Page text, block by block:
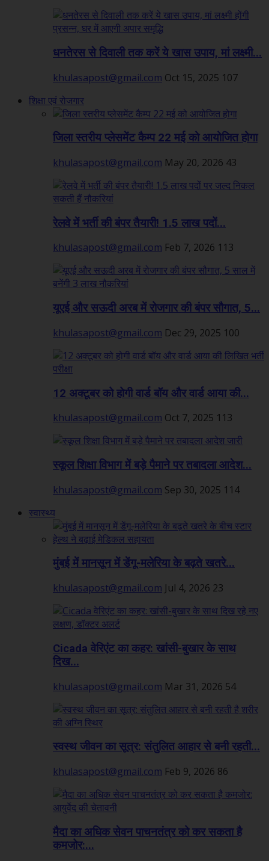
धनतेरस से दिवाली तक करें ये खास उपाय, मां लक्ष्मी...
khulasapost@gmail.com Oct 15, 2025 107
शिक्षा एवं रोजगार
जिला स्तरीय प्लेसमेंट कैम्प 22 मई को आयोजित होगा
khulasapost@gmail.com May 20, 2026 43
रेलवे में भर्ती की बंपर तैयारी! 1.5 लाख पदों...
khulasapost@gmail.com Feb 7, 2026 113
यूएई और सऊदी अरब में रोजगार की बंपर सौगात, 5...
khulasapost@gmail.com Dec 29, 2025 100
12 अक्टूबर को होगी वार्ड बॉय और वार्ड आया की...
khulasapost@gmail.com Oct 7, 2025 113
स्कूल शिक्षा विभाग में बड़े पैमाने पर तबादला आदेश...
khulasapost@gmail.com Sep 30, 2025 114
स्वास्थ्य
मुंबई में मानसून में डेंगू-मलेरिया के बढ़ते खतरे...
khulasapost@gmail.com Jul 4, 2026 23
Cicada वेरिएंट का कहर: खांसी-बुखार के साथ
दिख...
khulasapost@gmail.com Mar 31, 2026 54
स्वस्थ जीवन का सूत्र: संतुलित आहार से बनी रहती...
khulasapost@gmail.com Feb 9, 2026 86
मैदा का अधिक सेवन पाचनतंत्र को कर सकता है
कमजोर:...